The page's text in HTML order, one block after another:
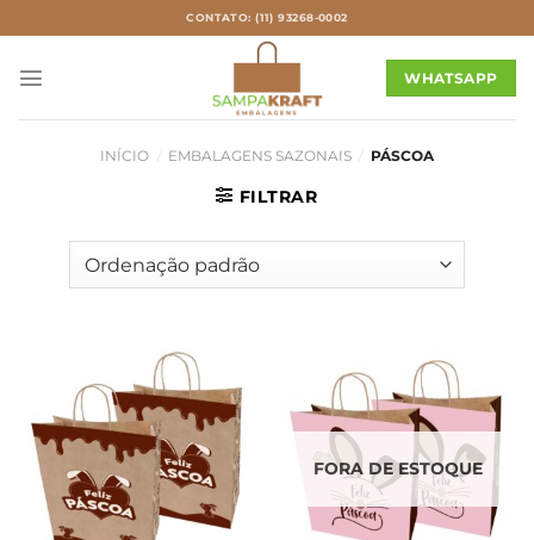
to
content
CONTATO: (11) 93268-0002
WHATSAPP
INÍCIO EMBALAGENS SAZONAIS PÁSCOA
FILTRAR
FORA DE ESTOQUE